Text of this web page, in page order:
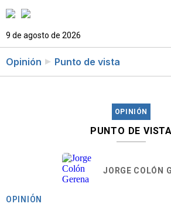
9 de agosto de 2026
Opinión Punto de vista
OPINIÓN
PUNTO DE VISTA
JORGE COLÓN
OPINIÓN